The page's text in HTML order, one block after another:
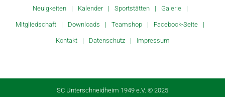
Neuigkeiten Kalender Sportstätten Galerie
Mitgliedschaft Downloads Teamshop Facebook-Seite
Kontakt Datenschutz Impressum
SC Unterschneidheim 1949 e.V. © 2025